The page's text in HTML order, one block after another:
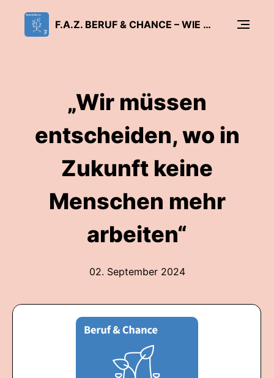
F.A.Z. BERUF & CHANCE – WIE ARBEIT GLÜCKLICH MACHT
„Wir müssen
entscheiden, wo in
Zukunft keine
Menschen mehr
arbeiten“
02. September 2024